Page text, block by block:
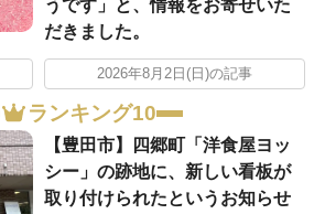
うです」と、情報をお寄せいた
だきました。
2026年8月2日(日)の記事
ランキング10
【豊田市】四郷町「洋食屋ヨッ
シー」の跡地に、新しい看板が
取り付けられたというお知らせ